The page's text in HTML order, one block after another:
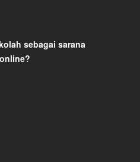
sebagai sarana